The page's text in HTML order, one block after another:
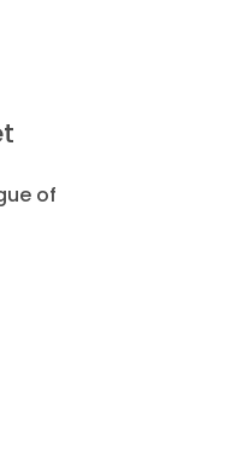
of